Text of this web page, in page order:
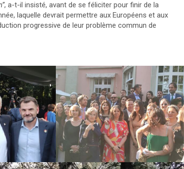
, a-t-il insisté, avant de se féliciter pour finir de la
laquelle devrait permettre aux Européens et aux
progressive de leur problème commun de